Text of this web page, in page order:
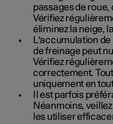
passages de
Vérifiez
éliminez la neige,
L'accumulation de
de freinage peut
Vérifiez
correctement.
uniquement en
Il est parfois
Néanmoins,
les utiliser